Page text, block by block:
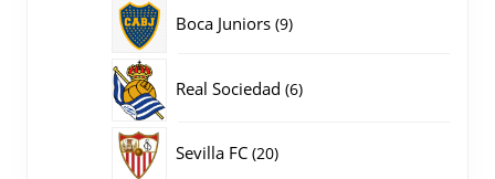
Boca Juniors 99
Real Sociedad 66
Sevilla FC 2020